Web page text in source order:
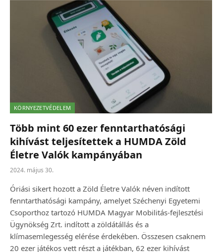
KÖRNYEZETVÉDELEM
Több mint 60 ezer fenntarthatósági
kihívást teljesítettek a HUMDA Zöld
Életre Valók kampányában
2024. május 30.
Óriási sikert hozott a Zöld Életre Valók néven indított
fenntarthatósági kampány, amelyet Széchenyi Egyetemi
Csoporthoz tartozó HUMDA Magyar Mobilitás-fejlesztési
Ügynökség Zrt. indított a zöldátállás és a
klímasemlegesség elérése érdekében. Összesen csaknem
20 ezer játékos vett részt a játékban, 62 ezer kihívást